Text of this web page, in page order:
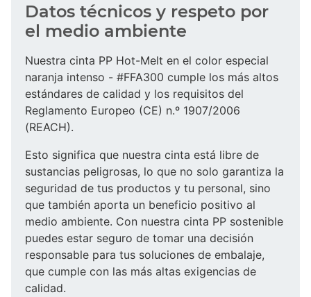
Datos técnicos y respeto por
el medio ambiente
Nuestra cinta PP Hot-Melt en el color especial
naranja intenso - #FFA300 cumple los más altos
estándares de calidad y los requisitos del
Reglamento Europeo (CE) n.º 1907/2006
(REACH).
Esto significa que nuestra cinta está libre de
sustancias peligrosas, lo que no solo garantiza la
seguridad de tus productos y tu personal, sino
que también aporta un beneficio positivo al
medio ambiente. Con nuestra cinta PP sostenible
puedes estar seguro de tomar una decisión
responsable para tus soluciones de embalaje,
que cumple con las más altas exigencias de
calidad.